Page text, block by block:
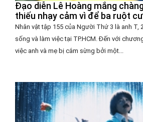
Đạo diễn Lê Hoàng mắng
thiếu nhạy cảm vì để ba ruột
Nhân vật tập 155 của Người Thứ 3 là anh T,
sống và làm việc tại TP.HCM. Đến với
việc anh và mẹ bị cắm sừng bởi một...